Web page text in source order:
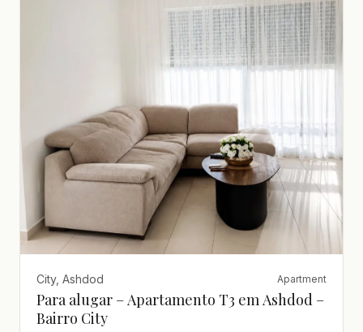
City, Ashdod Apartment
Para alugar – Apartamento T3 em Ashdod –
Bairro City